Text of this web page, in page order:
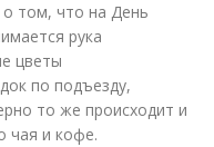
том, что на День
рука
цветы
по подъезду,
то же происходит и
чая и кофе.